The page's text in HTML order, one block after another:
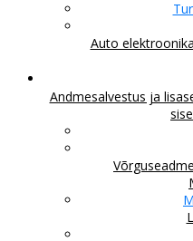
Auto elektroonika
Andmesalvestus ja